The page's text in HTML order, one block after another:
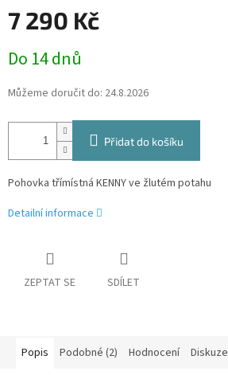
7 290 Kč
cena:
Do 14 dnů
Můžeme doručit do: 24.8.2026
Přidat do košíku
Pohovka třímístná KENNY ve žlutém potahu
Detailní informace
ZEPTAT SE SDÍLET
Popis Podobné (2) Hodnocení Diskuze